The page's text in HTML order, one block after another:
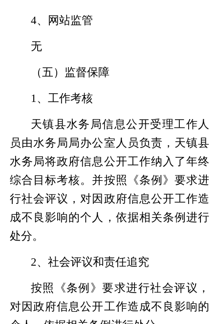
4、网站监管
无
（五）监督保障
1 、工作考核
天镇县水务局信息公开受理工作人
员由水务局局办公室人员负责，天镇县
水务局将政府信息公开工作纳入了年终
综合目标考核。并按照《条例》要求进
行社会评议，对因政府信息公开工作造
成不良影响的个人，依据相关条例进行
处分。
2、社会评议和责任追究
按照《条例》要求进行社会评议，
对因政府信息公开工作造成不良影响的